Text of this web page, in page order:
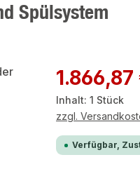
Spülsystem
Regulärer Preis:
1.866,87
Inhalt: 1 Stück
zzgl.
Verfügbar,